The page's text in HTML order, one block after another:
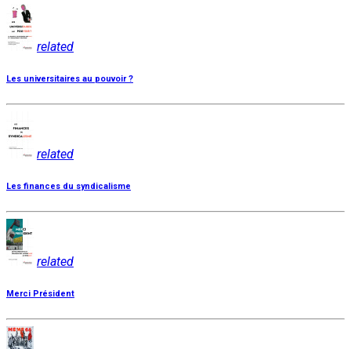
related
Les universitaires au pouvoir ?
related
Les finances du syndicalisme
related
Merci Président